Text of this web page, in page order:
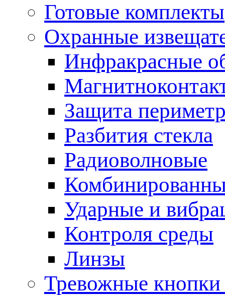
Готовые комплекты
Охранные
Инфракрасные
Защита
Разбития стекла
Радиоволновые
Ударные и
Контроля среды
Линзы
Тревожные кнопки